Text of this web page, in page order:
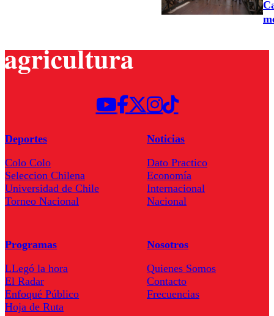
Deportes
Colo Colo
Seleccion Chilena
Universidad de Chile
Torneo Nacional
Noticias
Dato Practico
Economía
Internacional
Nacional
Programas
LLegó la hora
El Radar
Enfoqué Público
Hoja de Ruta
Nosotros
Quienes Somos
Contacto
Frecuencias